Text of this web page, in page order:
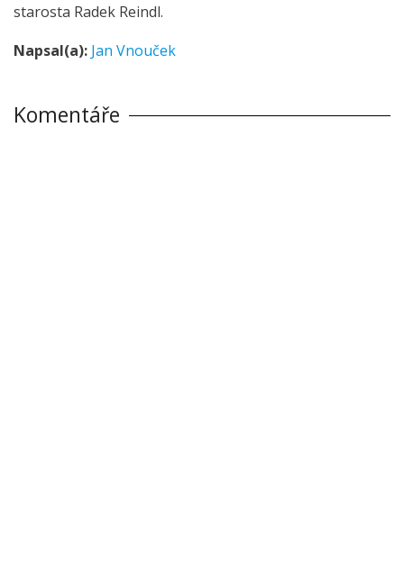
starosta Radek Reindl.
Napsal(a): Jan Vnouček
Komentáře